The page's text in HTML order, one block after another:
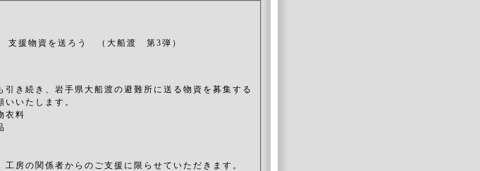
援物資を送ろう （大船渡 第3弾）
引き続き、岩手県大船渡の避難所に送る物資を募集する
いたします。
衣料
房の関係者からのご支援に限らせていただきます。